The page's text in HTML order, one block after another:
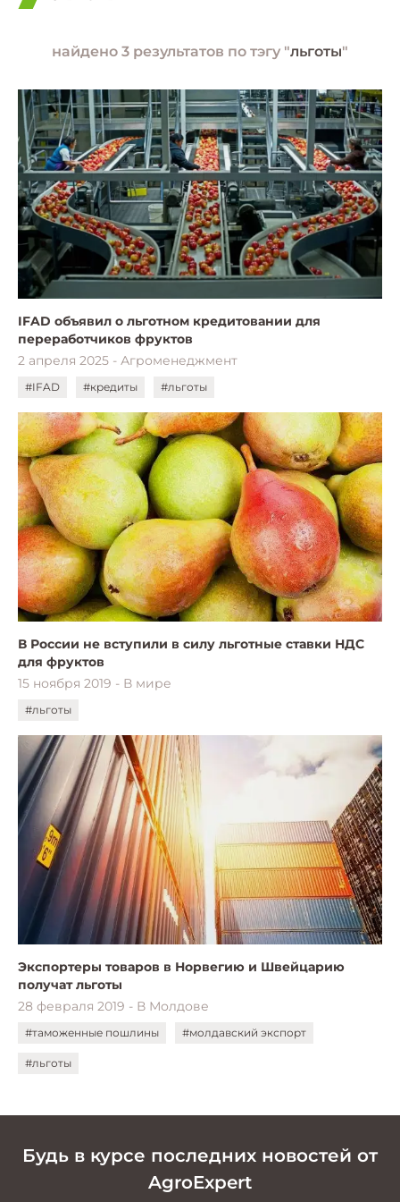
найдено 3 результатов по тэгу "льготы"
IFAD объявил о льготном кредитовании для
переработчиков фруктов
2 апреля 2025 - Агроменеджмент
#IFAD #кредиты #льготы
В России не вступили в силу льготные ставки НДС
для фруктов
15 ноября 2019 - В мире
#льготы
Экспортеры товаров в Норвегию и Швейцарию
получат льготы
28 февраля 2019 - В Молдове
#таможенные пошлины #молдавский экспорт
#льготы
Будь в курсе последних новостей от
AgroExpert